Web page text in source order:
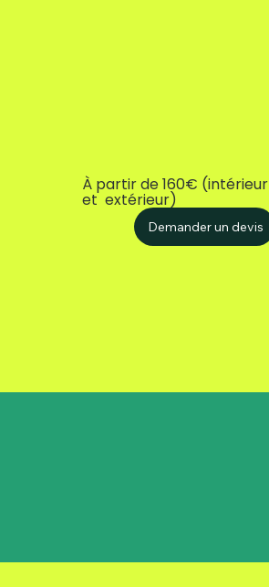
À partir de 160€ (intérieur
et extérieur)
Demander un devis